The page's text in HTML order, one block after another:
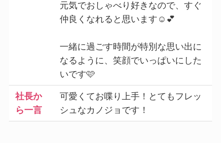
元気でおしゃべり好きなので、すぐ
仲良くなれると思います☺️💕
一緒に過ごす時間が特別な思い出に
なるように、笑顔でいっぱいにした
いです🩷
社長か
ら一言
可愛くてお喋り上手！とてもフレッ
シュなカノジョです！